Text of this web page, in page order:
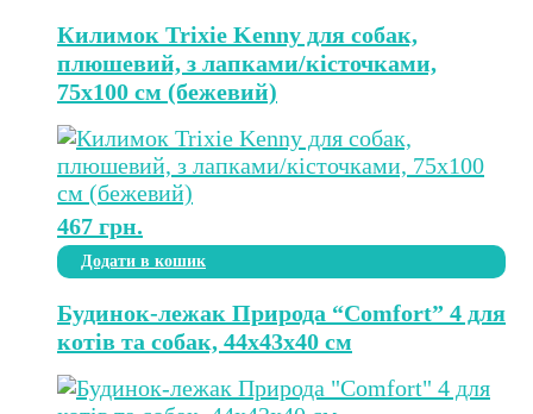
Килимок Trixie Kenny для собак,
плюшевий, з лапками/кісточками,
75х100 см (бежевий)
467 грн.
Додати в кошик
Будинок-лежак Природа “Comfort” 4 для
котів та собак, 44х43х40 см